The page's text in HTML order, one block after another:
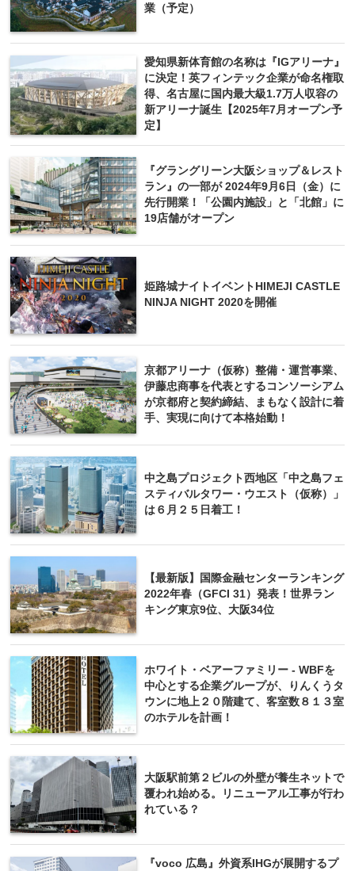
業（予定）
愛知県新体育館の名称は『IGアリーナ』
に決定！英フィンテック企業が命名権取
得、名古屋に国内最大級1.7万人収容の
新アリーナ誕生【2025年7月オープン予
定】
『グラングリーン大阪ショップ＆レスト
ラン』の一部が 2024年9月6日（金）に
先行開業！「公園内施設」と「北館」に
19店舗がオープン
姫路城ナイトイベントHIMEJI CASTLE
NINJA NIGHT 2020を開催
京都アリーナ（仮称）整備・運営事業、
伊藤忠商事を代表とするコンソーシアム
が京都府と契約締結、まもなく設計に着
手、実現に向けて本格始動！
中之島プロジェクト西地区「中之島フェ
スティバルタワー・ウエスト（仮称）」
は６月２５日着工！
【最新版】国際金融センターランキング
2022年春（GFCI 31）発表！世界ラン
キング東京9位、大阪34位
ホワイト・ベアーファミリー - WBFを
中心とする企業グループが、りんくうタ
ウンに地上２０階建て、客室数８１３室
のホテルを計画！
大阪駅前第２ビルの外壁が養生ネットで
覆われ始める。リニューアル工事が行わ
れている？
『voco 広島』外資系IHGが展開するプ